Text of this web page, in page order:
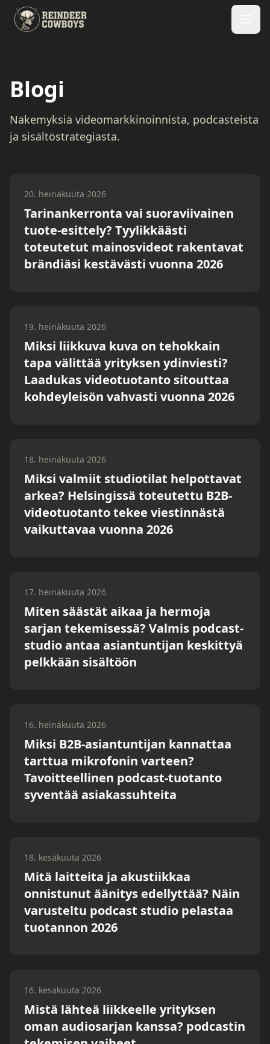
Blogi
Näkemyksiä videomarkkinoinnista, podcasteista
ja sisältöstrategiasta.
20. heinäkuuta 2026
Tarinankerronta vai suoraviivainen
tuote-esittely? Tyylikkäästi
toteutetut mainosvideot rakentavat
brändiäsi kestävästi vuonna 2026
19. heinäkuuta 2026
Miksi liikkuva kuva on tehokkain
tapa välittää yrityksen ydinviesti?
Laadukas videotuotanto sitouttaa
kohdeyleisön vahvasti vuonna 2026
18. heinäkuuta 2026
Miksi valmiit studiotilat helpottavat
arkea? Helsingissä toteutettu B2B-
videotuotanto tekee viestinnästä
vaikuttavaa vuonna 2026
17. heinäkuuta 2026
Miten säästät aikaa ja hermoja
sarjan tekemisessä? Valmis podcast-
studio antaa asiantuntijan keskittyä
pelkkään sisältöön
16. heinäkuuta 2026
Miksi B2B-asiantuntijan kannattaa
tarttua mikrofonin varteen?
Tavoitteellinen podcast-tuotanto
syventää asiakassuhteita
18. kesäkuuta 2026
Mitä laitteita ja akustiikkaa
onnistunut äänitys edellyttää? Näin
varusteltu podcast studio pelastaa
tuotannon 2026
16. kesäkuuta 2026
Mistä lähteä liikkeelle yrityksen
oman audiosarjan kanssa? podcastin